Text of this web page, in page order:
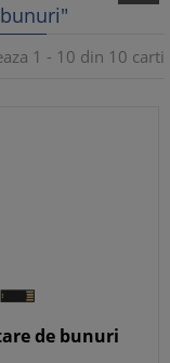
1 - 10 din 10 carti
de bunuri